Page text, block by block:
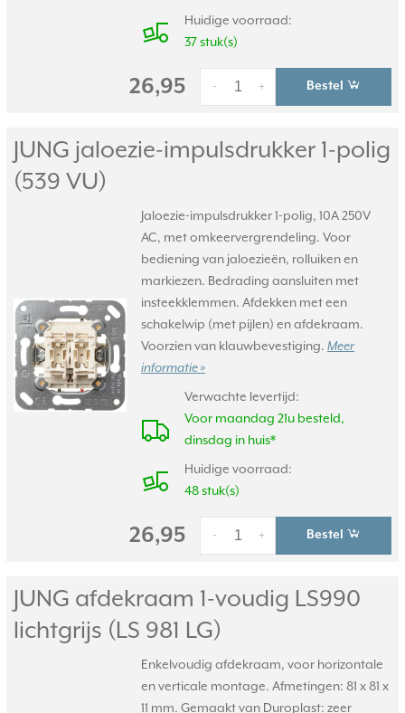
Huidige voorraad:
37 stuk(s)
26,95 +
- Bestel
JUNG jaloezie-impulsdrukker 1-polig
(539 VU)
Jaloezie-impulsdrukker 1-polig, 10A 250V
AC, met omkeervergrendeling. Voor
bediening van jaloezieën, rolluiken en
markiezen. Bedrading aansluiten met
insteekklemmen. Afdekken met een
schakelwip (met pijlen) en afdekraam.
Voorzien van klauwbevestiging. Meer
informatie »
Verwachte levertijd:
Voor maandag 21u besteld,
dinsdag in huis*
Huidige voorraad:
48 stuk(s)
26,95 +
- Bestel
JUNG afdekraam 1-voudig LS990
lichtgrijs (LS 981 LG)
Enkelvoudig afdekraam, voor horizontale
en verticale montage. Afmetingen: 81 x 81 x
11 mm. Gemaakt van Duroplast: zeer